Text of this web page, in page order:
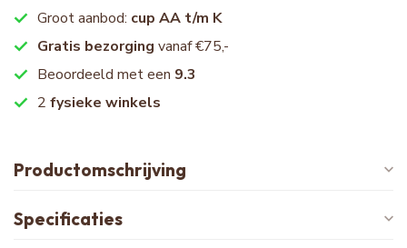
Groot aanbod: cup AA t/m K
Gratis bezorging vanaf €75,-
Beoordeeld met een 9.3
2 fysieke winkels
Productomschrijving
Specificaties